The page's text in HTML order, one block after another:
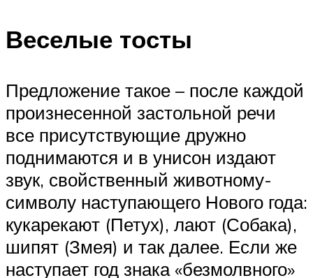
Веселые тосты
Предложение такое – после каждой
произнесенной застольной речи
все присутствующие дружно
поднимаются и в унисон издают
звук, свойственный животному-
символу наступающего Нового года:
кукарекают (Петух), лают (Собака),
шипят (Змея) и так далее. Если же
наступает год знака «безмолвного»